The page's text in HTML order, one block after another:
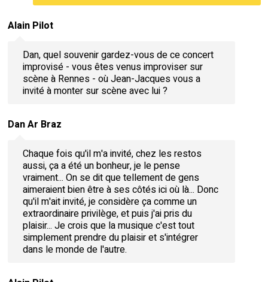
Alain Pilot
Dan, quel souvenir gardez-vous de ce concert
improvisé - vous êtes venus improviser sur
scène à Rennes - où Jean-Jacques vous a
invité à monter sur scène avec lui ?
Dan Ar Braz
Chaque fois qu'il m'a invité, chez les restos
aussi, ça a été un bonheur, je le pense
vraiment... On se dit que tellement de gens
aimeraient bien être à ses côtés ici où là... Donc
qu'il m'ait invité, je considère ça comme un
extraordinaire privilège, et puis j'ai pris du
plaisir... Je crois que la musique c'est tout
simplement prendre du plaisir et s'intégrer
dans le monde de l'autre.